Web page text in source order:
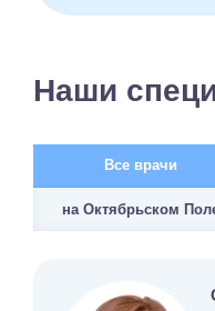
Наши
Все врачи
на Октябрьском